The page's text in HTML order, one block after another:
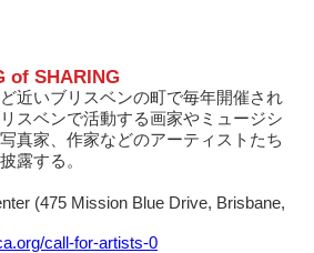
of SHARING
近いブリスベンの町で毎年開催され
スベンで活動する画家やミュージシ
真家、作家などのアーティストたち
露する。
(475 Mission Blue Drive, Brisbane,
call-for-artists-0